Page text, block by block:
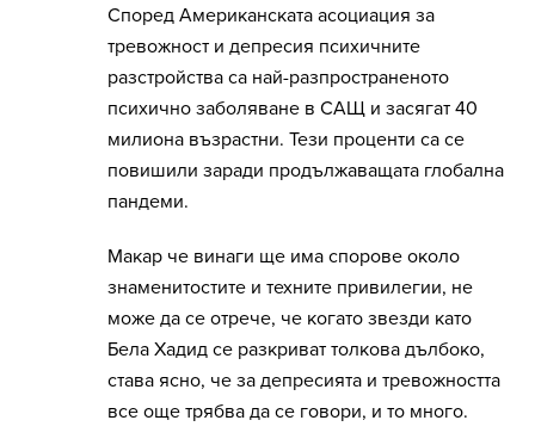
Според Американската асоциация за
тревожност и депресия психичните
разстройства са най-разпространеното
психично заболяване в САЩ и засягат 40
милиона възрастни. Тези проценти са се
повишили заради продължаващата глобална
пандеми.
Макар че винаги ще има спорове около
знаменитостите и техните привилегии, не
може да се отрече, че когато звезди като
Бела Хадид се разкриват толкова дълбоко,
става ясно, че за депресията и тревожността
все още трябва да се говори, и то много.